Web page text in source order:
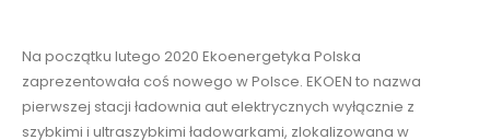
Na początku lutego 2020 Ekoenergetyka Polska
zaprezentowała coś nowego w Polsce. EKOEN to nazwa
pierwszej stacji ładownia aut elektrycznych wyłącznie z
szybkimi i ultraszybkimi ładowarkami, zlokalizowana w